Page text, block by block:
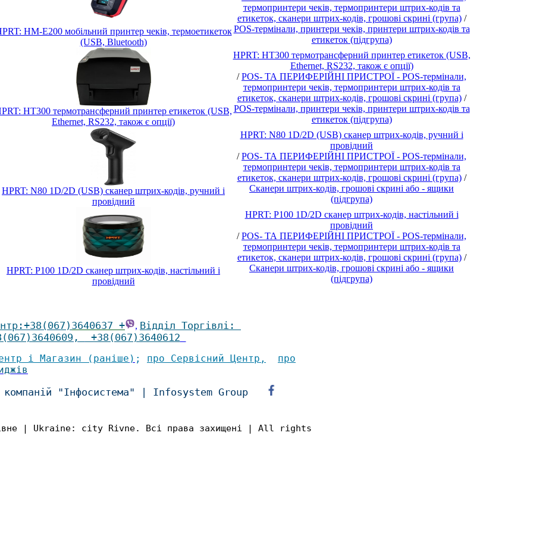
HM-E200 мобільний принтер чеків, термоетикеток
(USB, Bluetooth)
термопринтери чеків, термопринтери штрих-кодів та
етикеток, сканери штрих-кодів, грошові скрині (група)/
POS-термінали, принтери чеків, принтери штрих-кодів та
етикеток (підгрупа)
HT300 термотрансферний принтер етикеток (USB,
Ethernet, RS232, також є опції)
HPRT: HT300 термотрансферний принтер етикеток (USB,
Ethernet, RS232, також є опції)
/POS- ТА ПЕРИФЕРІЙНІ ПРИСТРОЇ - POS-термінали,
термопринтери чеків, термопринтери штрих-кодів та
етикеток, сканери штрих-кодів, грошові скрині (група)/
POS-термінали, принтери чеків, принтери штрих-кодів та
етикеток (підгрупа)
HPRT: N80 1D/2D (USB) сканер штрих-кодів, ручний і
провідний
HPRT: N80 1D/2D (USB) сканер штрих-кодів, ручний і
провідний
/POS- ТА ПЕРИФЕРІЙНІ ПРИСТРОЇ - POS-термінали,
термопринтери чеків, термопринтери штрих-кодів та
етикеток, сканери штрих-кодів, грошові скрині (група)/
Сканери штрих-кодів, грошові скрині або - ящики
(підгрупа)
HPRT: P100 1D/2D сканер штрих-кодів, настільний і
провідний
HPRT: P100 1D/2D сканер штрих-кодів, настільний і
провідний
/POS- ТА ПЕРИФЕРІЙНІ ПРИСТРОЇ - POS-термінали,
термопринтери чеків, термопринтери штрих-кодів та
етикеток, сканери штрих-кодів, грошові скрині (група)/
Сканери штрих-кодів, грошові скрині або - ящики
(підгрупа)
:+38(067) 3640637 + , Відділ Торгівлі :
, +38(067)3640612
і Магазин (раніше ) ; про Сервісний Центр , про
компаній "Інфосистема" | Infosystem Group
| Ukraine: city Rivne. Всі права захищені | All rights